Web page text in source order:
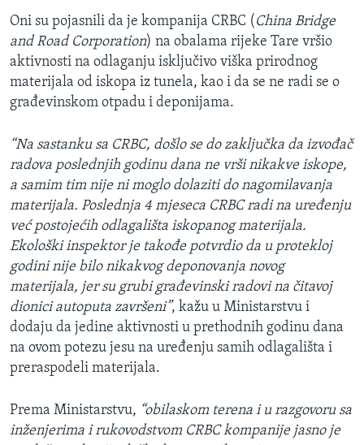
Oni su pojasnili da je kompanija CRBC ( China Bridge
and Road Corporation) na obalama rijeke Tare vršio
aktivnosti na odlaganju isključivo viška prirodnog
materijala od iskopa iz tunela, kao i da se ne radi se o
građevinskom otpadu i deponijama.
“Na sastanku sa CRBC, došlo se do zaključka da izvođač
radova poslednjih godinu dana ne vrši nikakve iskope,
a samim tim nije ni moglo dolaziti do nagomilavanja
materijala. Poslednja 4 mjeseca CRBC radi na uređenju
već postojećih odlagališta iskopanog materijala.
Ekološki inspektor je takođe potvrdio da u protekloj
godini nije bilo nikakvog deponovanja novog
materijala, jer su grubi građevinski radovi na čitavoj
dionici autoputa završeni”, kažu u Ministarstvu i
dodaju da jedine aktivnosti u prethodnih godinu dana
na ovom potezu jesu na uređenju samih odlagališta i
preraspodeli materijala.
Prema Ministarstvu, “obilaskom terena i u razgovoru sa
inženjerima i rukovodstvom CRBC kompanije jasno je